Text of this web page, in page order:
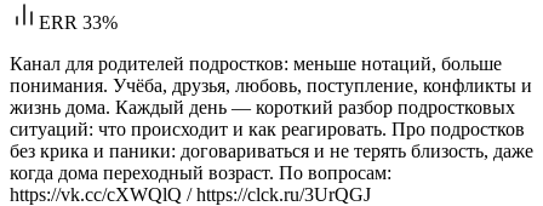
ERR 33%
Канал для родителей подростков: меньше нотаций, больше
понимания. Учёба, друзья, любовь, поступление, конфликты и
жизнь дома. Каждый день — короткий разбор подростковых
ситуаций: что происходит и как реагировать. Про подростков
без крика и паники: договариваться и не терять близость, даже
когда дома переходный возраст. По вопросам:
https://vk.cc/cXWQlQ / https://clck.ru/3UrQGJ